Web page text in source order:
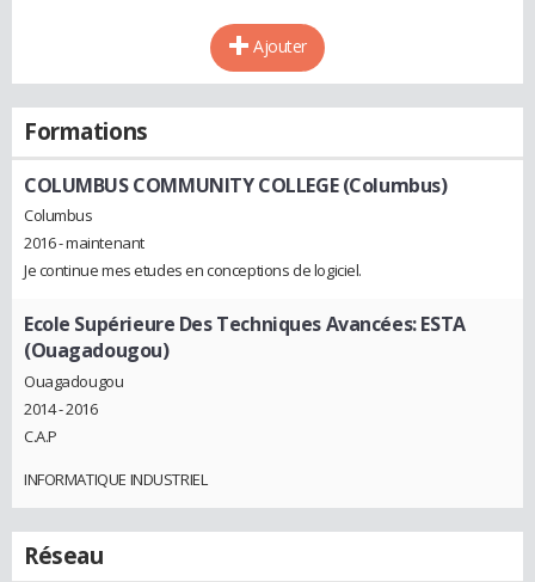
Ajouter
Formations
COLUMBUS COMMUNITY COLLEGE (Columbus)
Columbus
2016 - maintenant
Je continue mes etudes en conceptions de logiciel.
Ecole Supérieure Des Techniques Avancées: ESTA
(Ouagadougou)
Ouagadougou
2014 - 2016
C.A.P
INFORMATIQUE INDUSTRIEL
Réseau